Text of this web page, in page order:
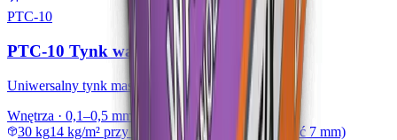
PTC-10
PTC-10 Tynk wapienno-cementowy
Uniwersalny tynk maszynowy i ręczny do wnętrz
Wnętrza · 0,1–0,5 mm · standard
30 kg14 kg/m² przy warstwie 10 mm (min. grubość 7 mm)